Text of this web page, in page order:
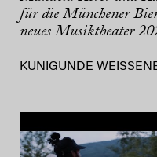
für die Münchener
neues Musiktheater
KUNIGUNDE